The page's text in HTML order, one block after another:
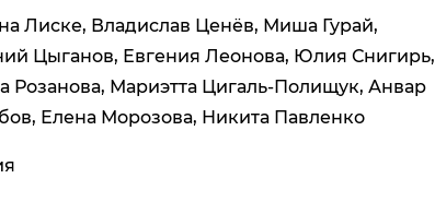
Лиске, Владислав Ценёв, Миша Гурай,
Цыганов, Евгения Леонова, Юлия Снигирь,
Розанова, Мариэтта Цигаль-Полищук, Анвар
, Елена Морозова, Никита Павленко